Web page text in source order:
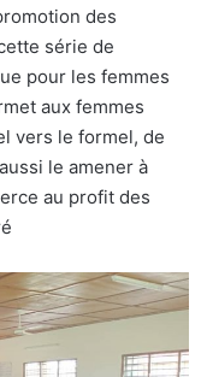
des
série de
pour les femmes
aux femmes
vers le formel, de
le amener à
au profit des